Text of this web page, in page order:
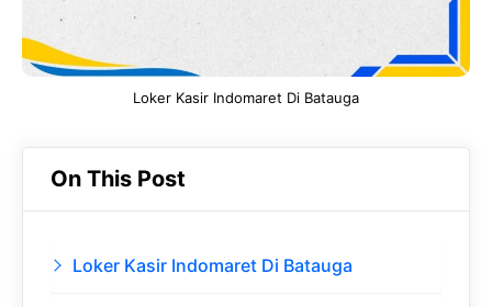
Loker Kasir Indomaret Di Batauga
On This Post
Loker Kasir Indomaret Di Batauga